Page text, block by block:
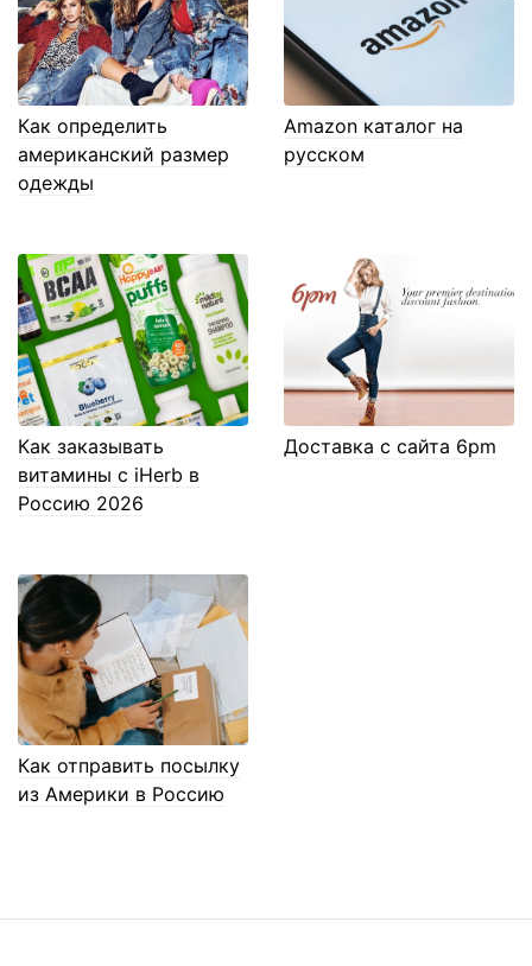
Как определить
американский размер
одежды
Amazon каталог на
русском
Как заказывать
витамины с iHerb в
Россию 2026
Доставка с сайта 6pm
Как отправить посылку
из Америки в Россию